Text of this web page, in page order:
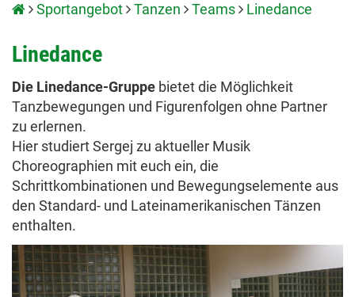
Sportangebot Tanzen Teams Linedance
Linedance
Die Linedance-Gruppe bietet die Möglichkeit
Tanzbewegungen und Figurenfolgen ohne Partner
zu erlernen.
Hier studiert Sergej zu aktueller Musik
Choreographien mit euch ein, die
Schrittkombinationen und Bewegungselemente aus
den Standard- und Lateinamerikanischen Tänzen
enthalten.